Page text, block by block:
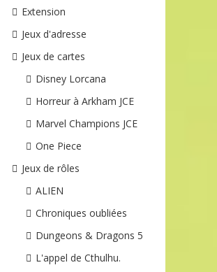
Extension
Jeux d'adresse
Jeux de cartes
Disney Lorcana
Horreur à Arkham JCE
Marvel Champions JCE
One Piece
Jeux de rôles
ALIEN
Chroniques oubliées
Dungeons & Dragons 5
L'appel de Cthulhu.